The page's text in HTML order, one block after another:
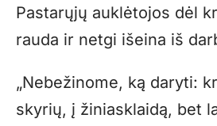
Pastarųjų auklėtojos dėl
rauda ir netgi išeina iš
„Nebežinome, ką daryti:
skyrių, į žiniasklaidą, bet